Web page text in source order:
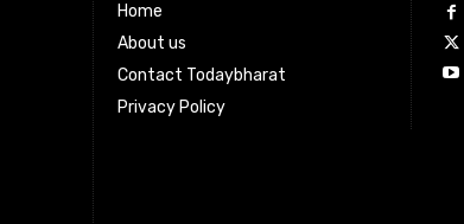
Home
About us
Contact Todaybharat
Privacy Policy